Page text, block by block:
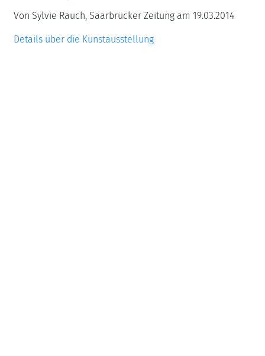
Von Sylvie Rauch, Saarbrücker Zeitung am 19.03.2014
Details über die Kunstausstellung